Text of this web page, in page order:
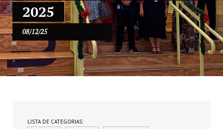
2025
08/12/25
LISTA DE CATEGORIAS: